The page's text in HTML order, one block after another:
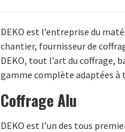
DEKO est l’entreprise du
chantier, fournisseur de
DEKO, tout l’art du coffrage,
gamme complète adaptées
Coffrage Alu
DEKO est l’un des tous